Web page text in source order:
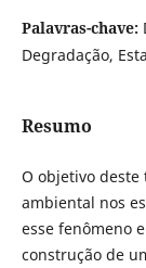
Palavras-chave:
Degradação,
Resumo
O objetivo
ambiental nos
esse fenômeno
construção de